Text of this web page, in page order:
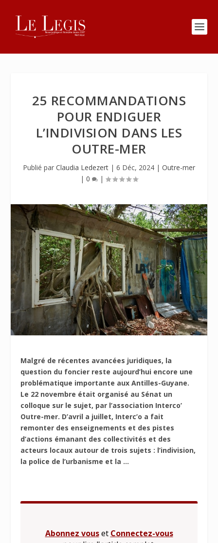
25 RECOMMANDATIONS
POUR ENDIGUER
L’INDIVISION DANS LES
OUTRE-MER
Publié par Claudia Ledezert | 6 Déc, 2024 | Outre-mer
| 0 |
Malgré de récentes avancées juridiques, la
question du foncier reste aujourd’hui encore une
problématique importante aux Antilles-Guyane.
Le 22 novembre était organisé au Sénat un
colloque sur le sujet, par l’association Interco’
Outre-mer. D’avril a juillet, Interc’o a fait
remonter des enseignements et des pistes
d’actions émanant des collectivités et des
acteurs locaux autour de trois sujets : l’indivision,
la police de l’urbanisme et la ...
Abonnez vouset Connectez-vous